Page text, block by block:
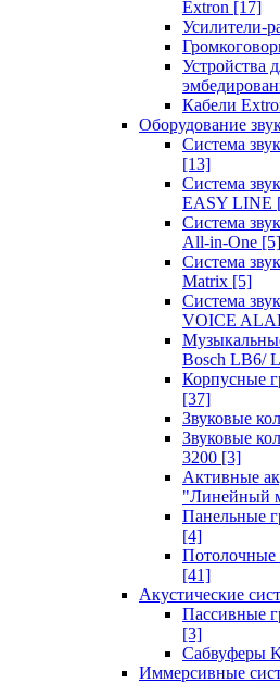
Extron [17]
Усилители-
Устройства
Кабели
Оборудование
Система
[13]
Система
EASY LINE
Система
All-in-One [5]
Система
Matrix [5]
Система
VOICE
Bosch LB6/
Корпусные
[37]
Звуковые
Звуковые
3200 [3]
Активные
"Линейный
Панельные
[4]
Потолочные
[41]
Акустические
Пассивные
[3]
Сабвуферы
Иммерсивные